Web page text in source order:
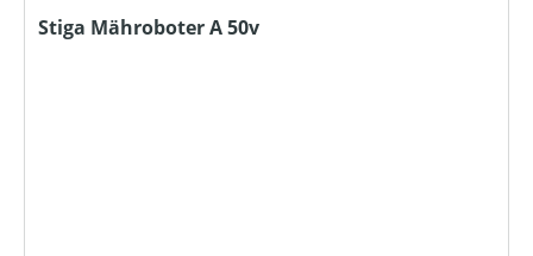
Stiga Mähroboter A 50v